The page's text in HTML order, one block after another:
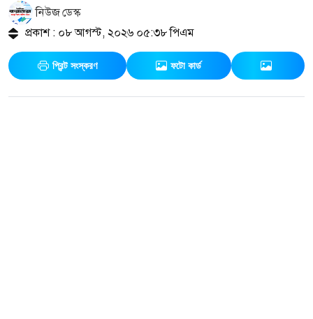
নিউজ ডেস্ক
প্রকাশ : ০৮ আগস্ট, ২০২৬ ০৫:৩৮ পিএম
প্রিন্ট সংস্করণ ফটো কার্ড